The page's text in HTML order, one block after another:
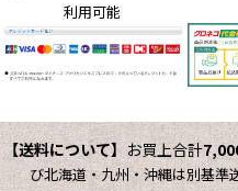
利用可能
【送料について】 お買上合計
び北海道・九州・沖縄は別基準